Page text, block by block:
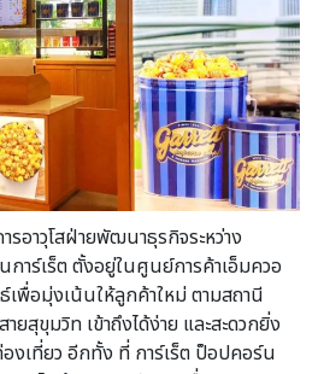
รอาวุโสฝ่ายพัฒนาธุรกิจระหว่าง
นการ์เร็ต ตั้งอยู่ในศูนย์การค้าเอ็มควอ
พื่อมุ่งเน้นให้ลูกค้าใหม่ ตามสถานี
สุขุมวิท เข้าถึงได้ง่าย และสะดวกยิ่ง
งเที่ยว อีกทั้ง ที่ การ์เร็ต ป็อปคอร์น